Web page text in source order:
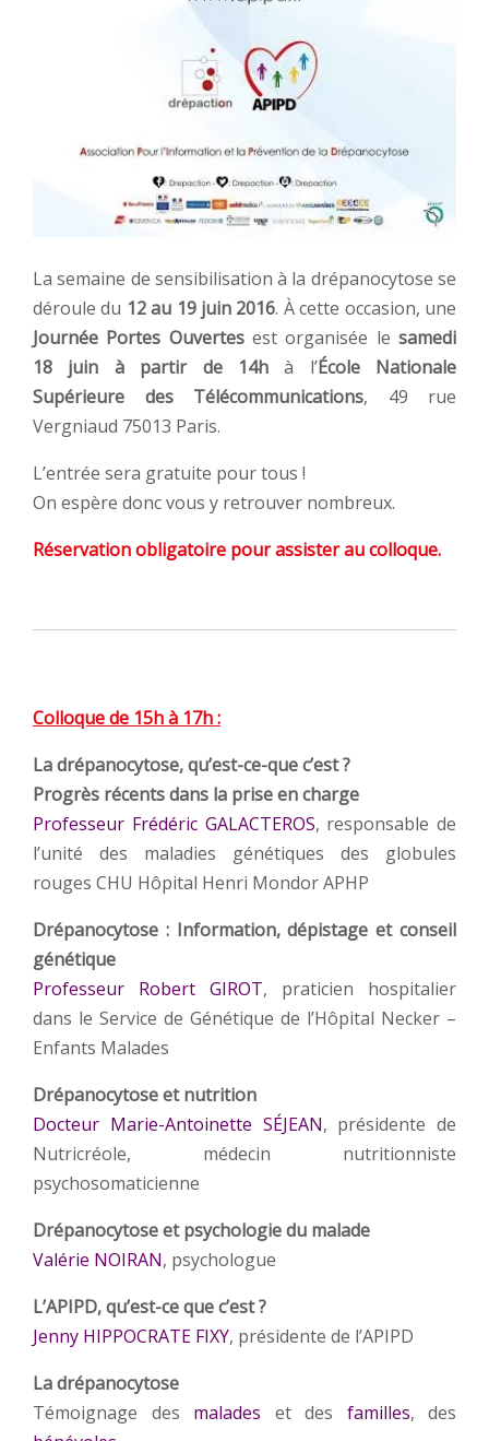
La semaine de sensibilisation à la drépanocytose se
déroule du 12 au 19 juin 2016. À cette occasion, une
Journée Portes Ouvertesest organisée lesamedi
18 juin à partir de 14hà l’École Nationale
Supérieure des Télécommunications, 49 rue
Vergniaud 75013 Paris.
L’entrée sera gratuite pour tous !
On espère donc vous y retrouver nombreux.
Réservation obligatoire pour assister au colloque.
Colloque de 15h à 17h :
La drépanocytose, qu’est-ce-que c’est ?
Progrès récents dans la prise en charge
Professeur Frédéric GALACTEROS, responsable de
l’unité des maladies génétiques des globules
rouges CHU Hôpital Henri Mondor APHP
Drépanocytose : Information, dépistage et conseil
génétique
Professeur Robert GIROT, praticien hospitalier
dans le Service de Génétique de l’Hôpital Necker –
Enfants Malades
Drépanocytose et nutrition
Docteur Marie-Antoinette SÉJEAN, présidente de
Nutricréole, médecin nutritionniste
psychosomaticienne
Drépanocytose et psychologie du malade
Valérie NOIRAN, psychologue
L’APIPD, qu’est-ce que c’est ?
Jenny HIPPOCRATE FIXY, présidente de l’APIPD
La drépanocytose
Témoignage des malades et des familles, des